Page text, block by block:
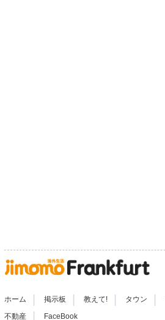
ホーム 掲示板 教えて! タウン
不動産 FaceBook